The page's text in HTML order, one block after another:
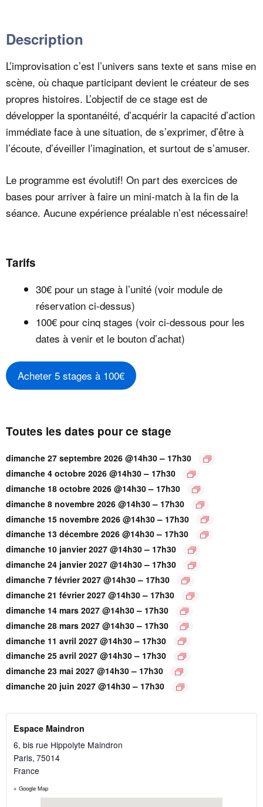
Description
L’improvisation c’est l’univers sans texte et sans mise en
scène, où chaque participant devient le créateur de ses
propres histoires. L’objectif de ce stage est de
développer la spontanéité, d’acquérir la capacité d’action
immédiate face à une situation, de s’exprimer, d’être à
l’écoute, d’éveiller l’imagination, et surtout de s’amuser.
Le programme est évolutif! On part des exercices de
bases pour arriver à faire un mini-match à la fin de la
séance. Aucune expérience préalable n’est nécessaire!
Tarifs
30€ pour un stage à l’unité (voir module de
réservation ci-dessus)
100€ pour cinq stages (voir ci-dessous pour les
dates à venir et le bouton d’achat)
Acheter 5 stages à 100€
Toutes les dates pour ce stage
dimanche 27 septembre 2026 @14h30– 17h30
dimanche 4 octobre 2026 @14h30– 17h30
dimanche 18 octobre 2026 @14h30– 17h30
dimanche 8 novembre 2026 @14h30– 17h30
dimanche 15 novembre 2026 @14h30– 17h30
dimanche 13 décembre 2026 @14h30– 17h30
dimanche 10 janvier 2027 @14h30– 17h30
dimanche 24 janvier 2027 @14h30– 17h30
dimanche 7 février 2027 @14h30– 17h30
dimanche 21 février 2027 @14h30– 17h30
dimanche 14 mars 2027 @14h30– 17h30
dimanche 28 mars 2027 @14h30– 17h30
dimanche 11 avril 2027 @14h30– 17h30
dimanche 25 avril 2027 @14h30– 17h30
dimanche 23 mai 2027 @14h30– 17h30
dimanche 20 juin 2027 @14h30– 17h30
Espace Maindron
6, bis rue Hippolyte Maindron
Paris, 75014
France
+ Google Map